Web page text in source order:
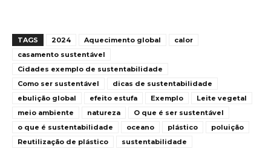
TAGS 2024 Aquecimento global
calor
casamento sustentável
Cidades exemplo de sustentabilidade
Como ser sustentável
dicas de sustentabilidade
ebulição global
efeito estufa Exemplo
Leite vegetal
meio ambiente
natureza
O que é ser sustentável
o que é sustentabilidade
oceano plástico
poluição
Reutilização de plástico
sustentabilidade